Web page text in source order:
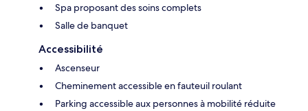
Spa proposant des soins complets
Salle de banquet
Accessibilité
Ascenseur
Cheminement accessible en fauteuil roulant
Parking accessible aux personnes à mobilité réduite